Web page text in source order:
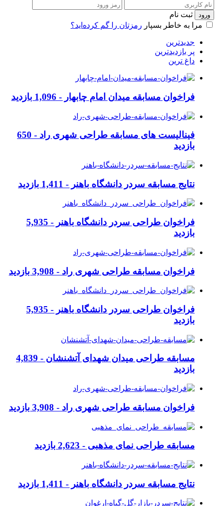
ثبت نام
مرا به خاطر بسپار رمزتان را گم کرده‌اید؟
جدیدترین
پر بازدیدترین
داغ ترین
فراخوان مسابقه میدان امام چابهار - 1,096 بازدید
فینالیست های مسابقه طراحی شهری راد - 650
بازدید
نتایج مسابقه سردر دانشگاه باهنر - 1,411 بازدید
فراخوان طراحی سردر دانشگاه باهنر - 5,935
بازدید
فراخوان مسابقه طراحی شهری راد - 3,908 بازدید
فراخوان طراحی سردر دانشگاه باهنر - 5,935
بازدید
مسابقه طراحی میدان شهدای آتشنشان - 4,839
بازدید
فراخوان مسابقه طراحی شهری راد - 3,908 بازدید
مسابقه طراحی نمای مذهبی - 2,623 بازدید
نتایج مسابقه سردر دانشگاه باهنر - 1,411 بازدید